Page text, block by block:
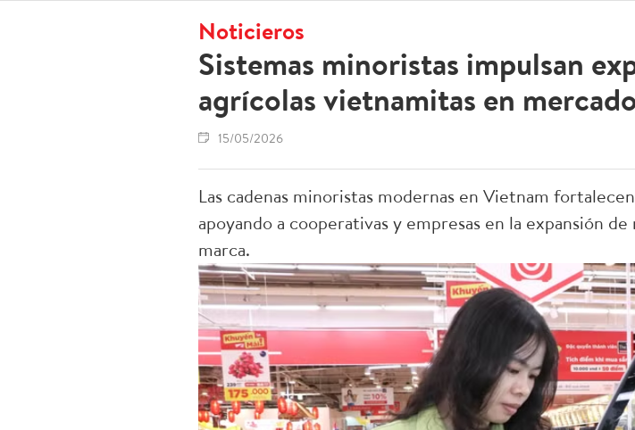
Noticieros
Sistemas minoristas impulsan
agrícolas vietnamitas en
15/05/2026
Las cadenas minoristas modernas en Vietnam
apoyando a cooperativas y empresas en la expansión
marca.